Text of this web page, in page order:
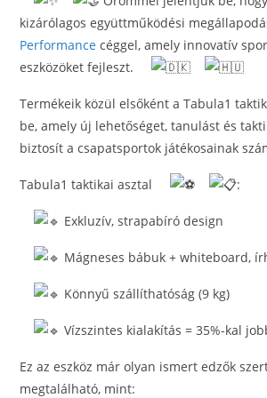
kizárólagos együttműködési
Performance céggel, amely innovatív
eszközöket fejleszt.
Termékeik közül elsőként a Tabula1
be, amely új lehetőséget, tanulást és
biztosít a csapatsportok játékosainak
Tabula1 taktikai asztal :
Exkluzív, strapabíró design
Mágneses bábuk + whiteboard,
Könnyű szállíthatóság (9 kg)
Vízszintes kialakítás = 35%-kal
Ez az eszköz már olyan ismert edzők
megtalálható, mint: